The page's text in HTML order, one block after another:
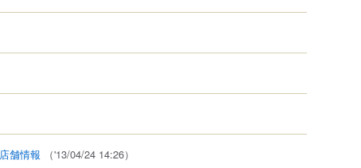
店舗情報 （'13/04/24 14:26）